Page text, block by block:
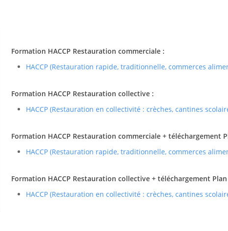
Formation HACCP Restauration commerciale :
HACCP (Restauration rapide, traditionnelle, commerces
Formation HACCP Restauration collective :
HACCP (Restauration en collectivité : crèches, cantines
Formation HACCP Restauration commerciale + téléchargement
HACCP (Restauration rapide, traditionnelle, commerces
Formation HACCP Restauration collective + téléchargement
HACCP (Restauration en collectivité : crèches, cantines